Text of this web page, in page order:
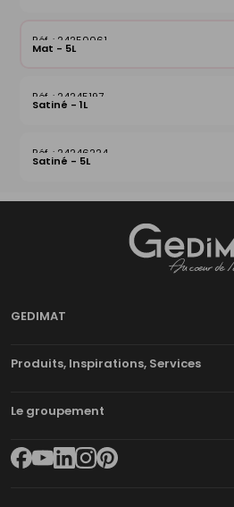
24250061
Mat - 5L
24245197
Satiné - 1L
24246224
Satiné - 5L
GEDIMAT
Produits, Inspirations, Services
Le groupement